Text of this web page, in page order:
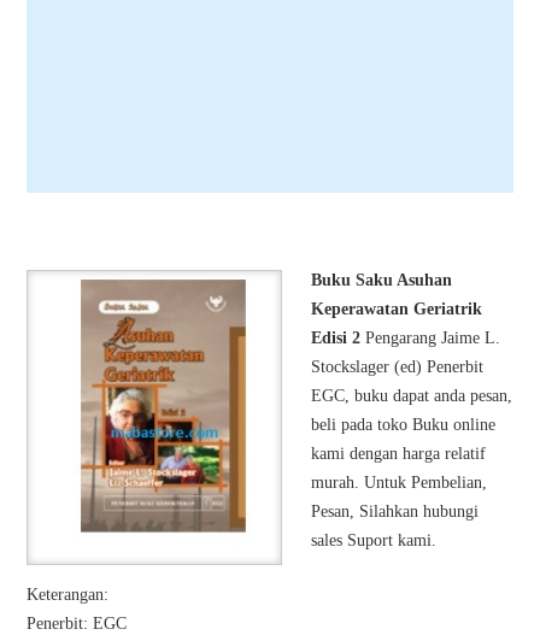
Buku Saku Asuhan
Keperawatan Geriatrik
Edisi 2Pengarang Jaime L.
Stockslager (ed) Penerbit
EGC, buku dapat anda pesan,
beli pada toko Buku online
kami dengan harga relatif
murah. Untuk Pembelian,
Pesan, Silahkan hubungi
sales Suport kami.
Keterangan:
Penerbit: EGC